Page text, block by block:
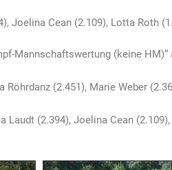
Joelina Cean (2.109), Lotta Roth
Mannschaftswertung (keine
Röhrdanz (2.451), Marie Weber
Laudt (2.394), Joelina Cean